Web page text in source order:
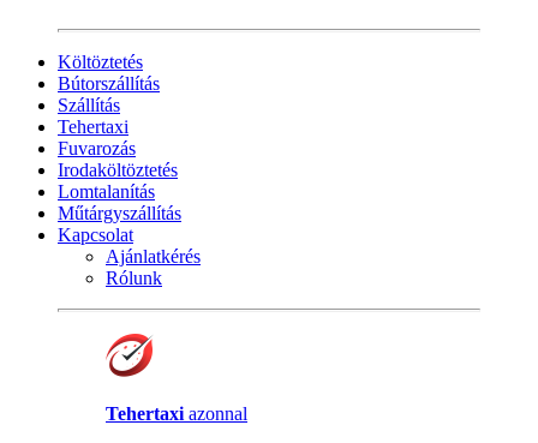
Költöztetés
Bútorszállítás
Szállítás
Tehertaxi
Fuvarozás
Irodaköltöztetés
Lomtalanítás
Műtárgyszállítás
Kapcsolat
Ajánlatkérés
Rólunk
Tehertaxi azonnal